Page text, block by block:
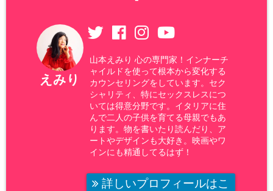
えみり
山本えみり 心の専門家！インナーチ
ャイルドを使って根本から変化する
カウンセリングをしています。セク
シャリティ、特にセックスレスにつ
いては得意分野です。イタリアに住
んで二人の子供を育てる母親でもあ
ります。物を書いたり読んだり、ア
ートやデザインも大好き。映画やワ
インにも精通してるはず！
詳しいプロフィールはこ